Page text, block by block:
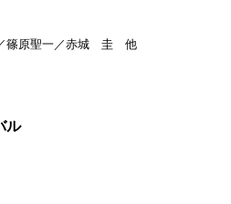
篠原聖一／赤城 圭 他
ル